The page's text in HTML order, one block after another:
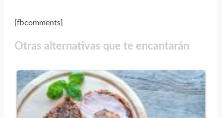
[fbcomments]
Otras alternativas que te encantarán